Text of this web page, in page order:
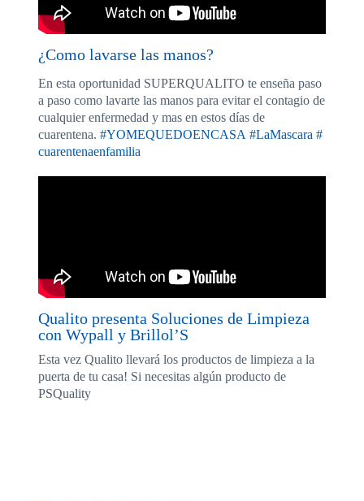
¿Como lavarse las manos?
En esta oportunidad SUPERQUALITO te enseña paso
a paso como lavarte las manos para evitar el contagio de
cualquier enfermedad y mas en estos días de
cuarentena. #YOMEQUEDOENCASA #LaMascara #
cuarentenaenfamilia
Qualito presenta Soluciones de Limpieza
con Wypall y Brillol’S
Esta vez Qualito llevará los productos de limpieza a la
puerta de tu casa! Si necesitas algún producto de
PSQuality